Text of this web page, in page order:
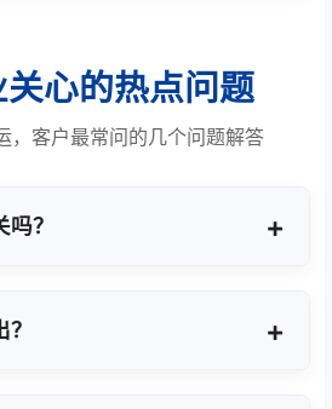
心的热点问题
，客户最常问的几个问题解答
？